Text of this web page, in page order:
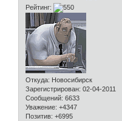
Рейтинг:
Откуда: Новосибирск
Зарегистрирован: 02-04-2011
Сообщений: 6633
Уважение: +4347
Позитив: +6995